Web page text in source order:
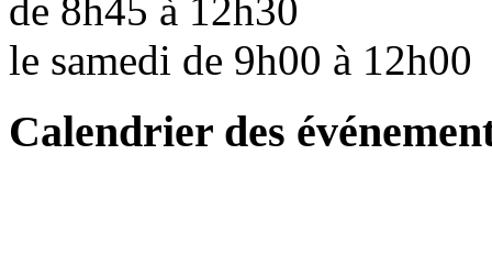
de 8h45 à 12h30
le samedi de 9h00 à
Calendrier des